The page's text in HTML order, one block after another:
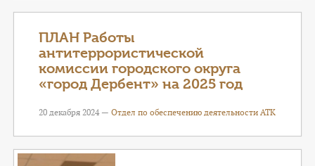
ПЛАН Работы
антитеррористической
комиссии городского округа
«город Дербент» на 2025 год
20 декабря 2024 — Отдел по обеспечению деятельности АТК